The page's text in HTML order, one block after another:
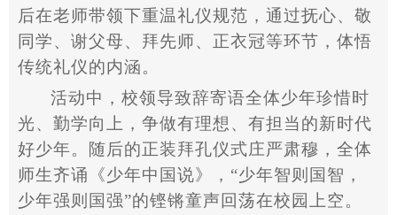
后在老师带领下重温礼仪规范，通过抚心、敬
同学、谢父母、拜先师、正衣冠等环节，体悟
传统礼仪的内涵。
活动中，校领导致辞寄语全体少年珍惜时
光、勤学向上，争做有理想、有担当的新时代
好少年。随后的正装拜孔仪式庄严肃穆，全体
师生齐诵《少年中国说》， “少年智则国智，
少年强则国强”的铿锵童声回荡在校园上空。